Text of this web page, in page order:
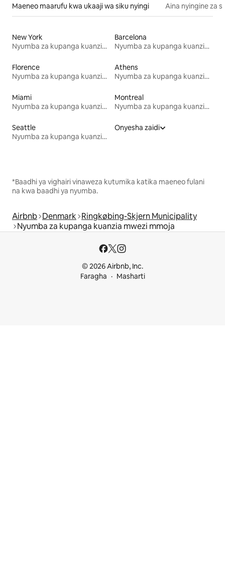
Maeneo maarufu kwa ukaaji wa siku nyingi Aina nyingine za
New York
Nyumba za kupanga kuanzia mwezi mmoja
Barcelona
Nyumba za kupanga kuanzia mwezi mmoja
Florence
Nyumba za kupanga kuanzia mwezi mmoja
Athens
Nyumba za kupanga kuanzia mwezi mmoja
Miami
Nyumba za kupanga kuanzia mwezi mmoja
Montreal
Nyumba za kupanga kuanzia mwezi mmoja
Seattle
Nyumba za kupanga kuanzia mwezi mmoja
Onyesha zaidi
*Baadhi ya vighairi vinaweza kutumika katika maeneo fulani
na kwa baadhi ya nyumba.
Airbnb Denmark Ringkøbing-Skjern Municipality
Nyumba za kupanga kuanzia mwezi mmoja
© 2026 Airbnb, Inc.
Faragha
Masharti